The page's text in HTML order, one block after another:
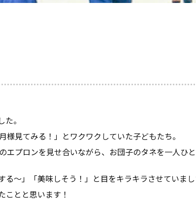
。
見てみる！」とワクワクしていた子どもたち。
プロンを見せ合いながら、お団子のタネを一人ひ
～」「美味しそう！」と目をキラキラさせていまし
とと思います！